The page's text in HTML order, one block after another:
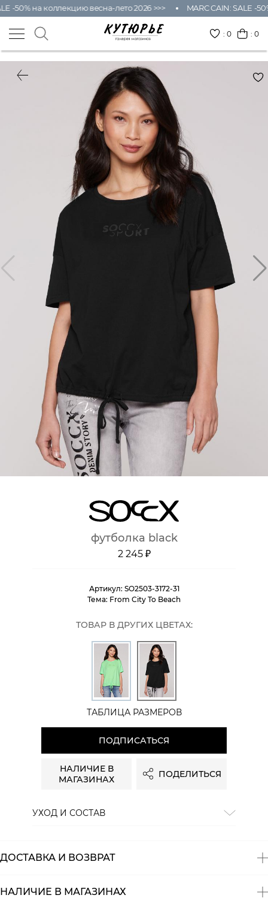
-50% на коллекцию весна-лето 2026 >>> MARC CAIN: SALE -
:0 : 0
футболка black
2 245 ₽
Артикул: SO2503-3172-31
Тема: From City To Beach
ТОВАР В ДРУГИХ ЦВЕТАХ:
ТАБЛИЦА РАЗМЕРОВ
ПОДПИСАТЬСЯ
НАЛИЧИЕ В
МАГАЗИНАХ
ПОДЕЛИТЬСЯ
УХОД И СОСТАВ
ДОСТАВКА И ВОЗВРАТ
НАЛИЧИЕ В МАГАЗИНАХ